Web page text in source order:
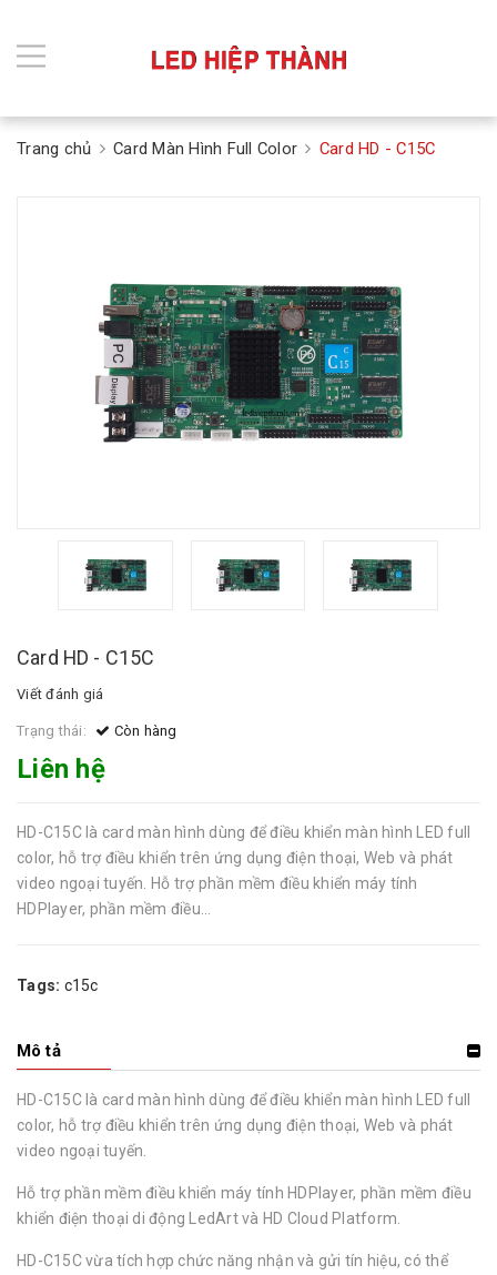
Trang chủ Card Màn Hình Full Color Card HD - C15C
Card HD - C15C
Viết đánh giá
Trạng thái: Còn hàng
Liên hệ
HD-C15C là card màn hình dùng để điều khiển màn hình LED full
color, hỗ trợ điều khiển trên ứng dụng điện thoại, Web và phát
video ngoại tuyến. Hỗ trợ phần mềm điều khiển máy tính
HDPlayer, phần mềm điều...
Tags: c15c
Mô tả
HD-C15C là card màn hình dùng để điều khiển màn hình LED full
color, hỗ trợ điều khiển trên ứng dụng điện thoại, Web và phát
video ngoại tuyến.
Hỗ trợ phần mềm điều khiển máy tính HDPlayer, phần mềm điều
khiển điện thoại di động LedArt và HD Cloud Platform.
HD-C15C vừa tích hợp chức năng nhận và gửi tín hiệu, có thể